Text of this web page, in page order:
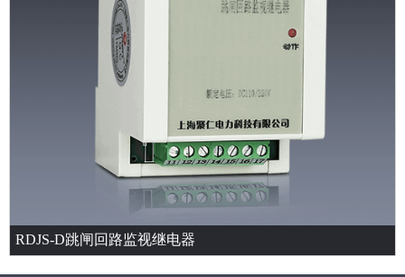
RDJS-D跳闸回路监视继电器